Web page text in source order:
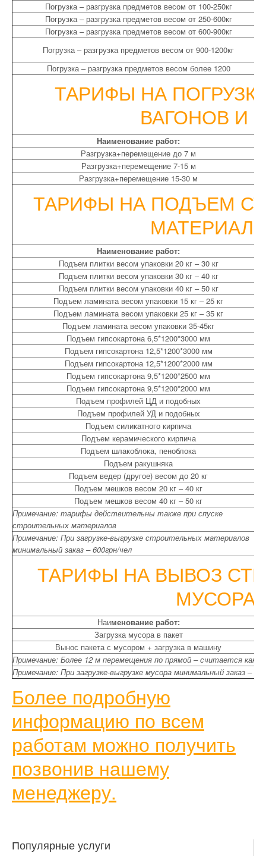
Погрузка – разгрузка предметов весом от 100-250кг
Погрузка – разгрузка предметов весом от 250-600кг
Погрузка – разгрузка предметов весом от 600-900кг
Погрузка – разгрузка предметов весом от 900-1200кг
Погрузка – разгрузка предметов весом более 1200
ТАРИФЫ НА
ВАГОНОВ И
Наименование работ:
Разгрузка+перемещение до 7 м
Разгрузка+перемещение 7-15 м
Разгрузка+перемещение 15-30 м
ТАРИФЫ НА ПОДЪЕМ
Наименование работ:
Подъем плитки весом упаковки 20 кг – 30 кг
Подъем плитки весом упаковки 30 кг – 40 кг
Подъем плитки весом упаковки 40 кг – 50 кг
Подъем ламината весом упаковки 15 кг – 25 кг
Подъем ламината весом упаковки 25 кг – 35 кг
Подъем ламината весом упаковки 35-45кг
Подъем гипсокартона 6,5*1200*3000 мм
Подъем гипсокартона 12,5*1200*3000 мм
Подъем гипсокартона 12,5*1200*2000 мм
Подъем гипсокартона 9,5*1200*2500 мм
Подъем гипсокартона 9,5*1200*2000 мм
Подъем профилей ЦД и подобных
Подъем профилей УД и подобных
Подъем силикатного кирпича
Подъем керамического кирпича
Подъем шлакоблока, пеноблока
Подъем ракушняка
Подъем ведер (другое) весом до 20 кг
Подъем мешков весом 20 кг – 40 кг
Подъем мешков весом 40 кг – 50 кг
Примечание: тарифы действительны также при спуске
строительных материалов
Примечание: При загрузке-выгрузке строительных материалов
минимальный заказ – 600грн/чел
ТАРИФЫ НА ВЫВОЗ
МУСОРА
Наименование работ:
Загрузка мусора в пакет
Вынос пакета с мусором + загрузка в машину
Примечание: Более 12 м перемещения по прямой – считается как
Примечание: При загрузке-выгрузке мусора минимальный заказ –
Более подробную
информацию по всем
работам можно получить
позвонив нашему
менеджеру.
Популярные услуги